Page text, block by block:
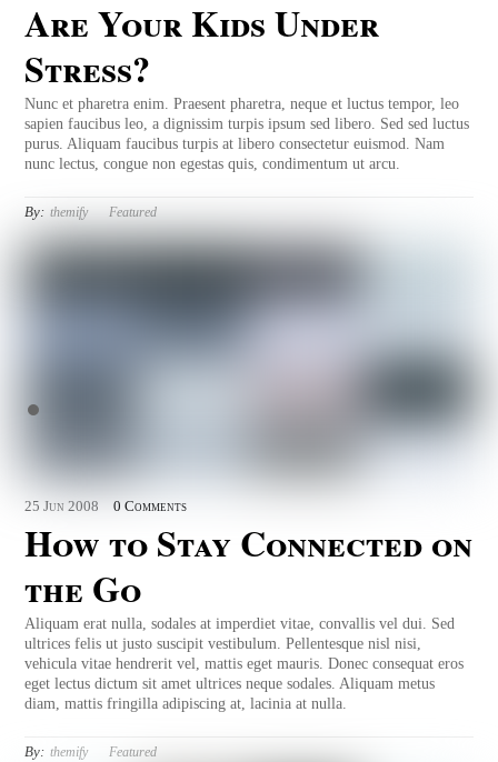
Are Your Kids Under
Stress?
Nunc et pharetra enim. Praesent pharetra, neque et luctus tempor, leo
sapien faucibus leo, a dignissim turpis ipsum sed libero. Sed sed luctus
purus. Aliquam faucibus turpis at libero consectetur euismod. Nam
nunc lectus, congue non egestas quis, condimentum ut arcu.
By: themify Featured
25 Jun 2008 0 Comments
How to Stay Connected on
the Go
Aliquam erat nulla, sodales at imperdiet vitae, convallis vel dui. Sed
ultrices felis ut justo suscipit vestibulum. Pellentesque nisl nisi,
vehicula vitae hendrerit vel, mattis eget mauris. Donec consequat eros
eget lectus dictum sit amet ultrices neque sodales. Aliquam metus
diam, mattis fringilla adipiscing at, lacinia at nulla.
By: themify Featured